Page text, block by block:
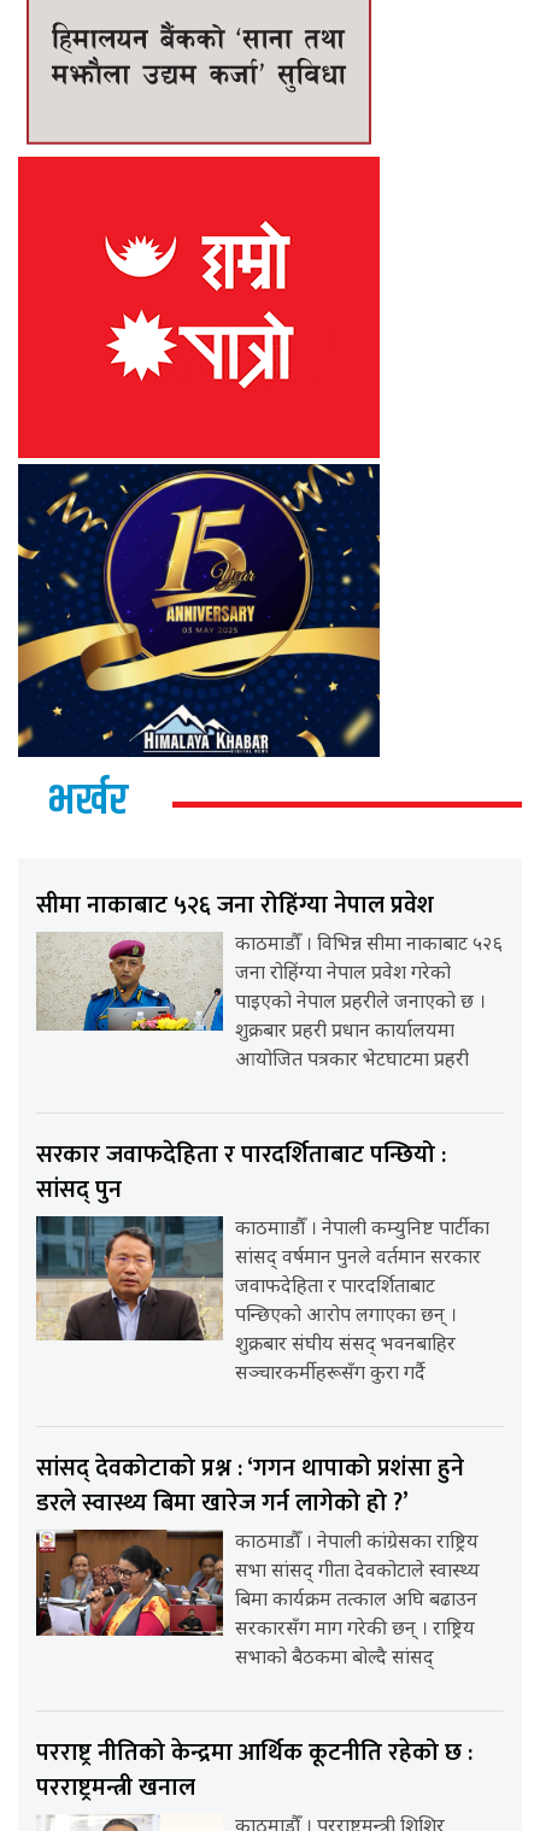
भर्खर
सीमा नाकाबाट ५२६ जना रोहिंग्या नेपाल प्रवेश
काठमाडौँ । विभिन्न सीमा नाकाबाट ५२६
जना रोहिंग्या नेपाल प्रवेश गरेको
पाइएको नेपाल प्रहरीले जनाएको छ ।
शुक्रबार प्रहरी प्रधान कार्यालयमा
आयोजित पत्रकार भेटघाटमा प्रहरी
सरकार जवाफदेहिता र पारदर्शिताबाट पन्छियो :
सांसद् पुन
काठमााडौँ । नेपाली कम्युनिष्ट पार्टीका
सांसद् वर्षमान पुनले वर्तमान सरकार
जवाफदेहिता र पारदर्शिताबाट
पन्छिएको आरोप लगाएका छन् ।
शुक्रबार संघीय संसद् भवनबाहिर
सञ्चारकर्मीहरूसँग कुरा गर्दै
सांसद् देवकोटाको प्रश्न : ‘गगन थापाको प्रशंसा हुने
डरले स्वास्थ्य बिमा खारेज गर्न लागेको हो ?’
काठमाडौँ । नेपाली कांग्रेसका राष्ट्रिय
सभा सांसद् गीता देवकोटाले स्वास्थ्य
बिमा कार्यक्रम तत्काल अघि बढाउन
सरकारसँग माग गरेकी छन् । राष्ट्रिय
सभाको बैठकमा बोल्दै सांसद्
परराष्ट्र नीतिको केन्द्रमा आर्थिक कूटनीति रहेको छ :
परराष्ट्रमन्त्री खनाल